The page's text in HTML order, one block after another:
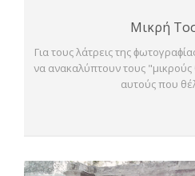
Μικρή
Για τους λάτρεις της
να ανακαλύπτουν τους
αυτούς που